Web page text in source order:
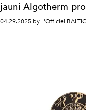
jauni Algotherm
04.29.2025 by L'Officiel BALTIC